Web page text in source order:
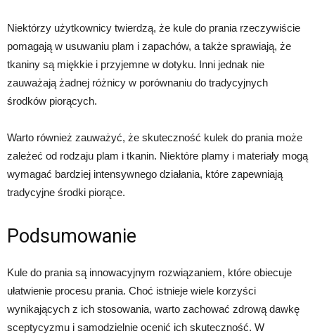
Niektórzy użytkownicy twierdzą, że kule do prania rzeczywiście
pomagają w usuwaniu plam i zapachów, a także sprawiają, że
tkaniny są miękkie i przyjemne w dotyku. Inni jednak nie
zauważają żadnej różnicy w porównaniu do tradycyjnych
środków piorących.
Warto również zauważyć, że skuteczność kulek do prania może
zależeć od rodzaju plam i tkanin. Niektóre plamy i materiały mogą
wymagać bardziej intensywnego działania, które zapewniają
tradycyjne środki piorące.
Podsumowanie
Kule do prania są innowacyjnym rozwiązaniem, które obiecuje
ułatwienie procesu prania. Choć istnieje wiele korzyści
wynikających z ich stosowania, warto zachować zdrową dawkę
sceptycyzmu i samodzielnie ocenić ich skuteczność. W